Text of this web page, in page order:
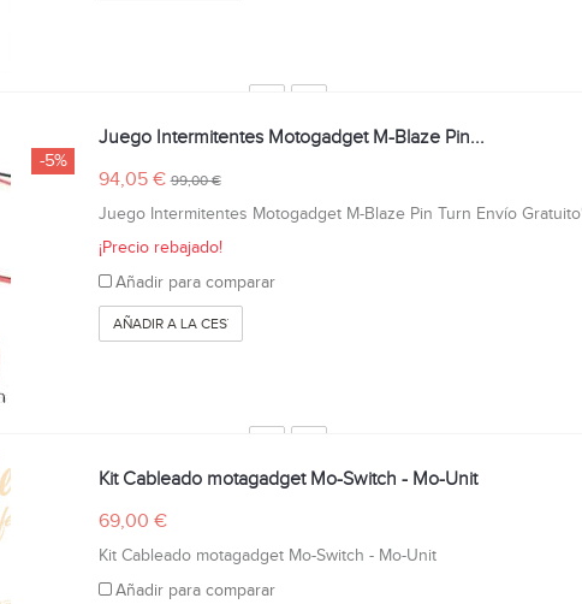
-5%
Juego Intermitentes Motogadget M-Blaze Pin...
94,05 €99,00 €
Juego Intermitentes Motogadget M-Blaze Pin Turn Envío
¡Precio rebajado!
Añadir para comparar
AÑADIR A LA CESTA
Kit Cableado motagadget Mo-Switch - Mo-Unit
69,00 €
Kit Cableado motagadget Mo-Switch - Mo-Unit
Añadir para comparar